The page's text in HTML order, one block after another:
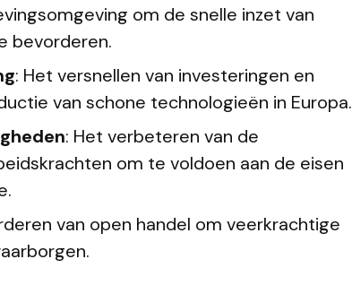
om de snelle inzet van
bevorderen.
: Het versnellen van investeringen en
van schone technologieën in Europa.
: Het verbeteren van de
om te voldoen aan de eisen
van open handel om veerkrachtige